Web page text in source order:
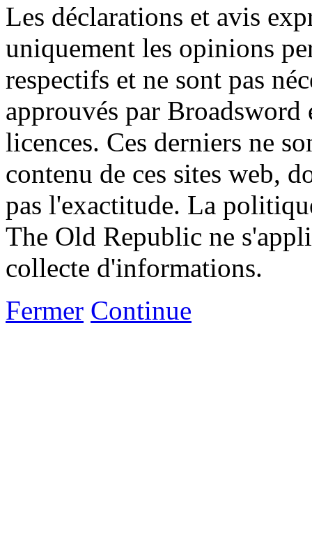
Les déclarations et avis
uniquement les opinions
respectifs et ne sont pas
approuvés par
licences. Ces derniers ne
contenu de ces sites web,
pas l'exactitude. La
The Old Republic ne
collecte d'informations.
Fermer Continue